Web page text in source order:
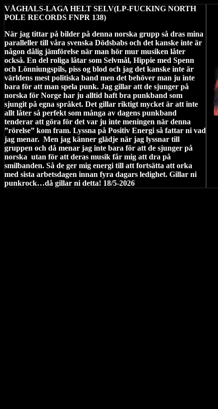
VÅGHALS-LAGA HELT SELV(LP-FUCKING NORTH
POLE RECORDS FNPR 138)
När jag tittar på bilder på denna norska grupp så dras mina
paralleller till våra svenska Dödsbabs och det kanske inte är
någon dålig jämförelse när man hör mur musiken låter
också. En del roliga låtar som Selvmål, Hippie med Spenn
och Lönniungspils, piss og blod och jag det kanske inte är
världens mest politiska band men det behöver man ju inte
bara för att man spela punk. Jag gillar att de sjunger på
norska för Norge har ju alltid haft bra punkband som
sjungit på egna språket. Det gillar riktigt mycket är att inte
allt låter så perfekt som många av dagens punkband
tenderar att göra för det var ju inte meningen när denna
”rörelse” kom fram. Lyssna på Positiv Energi så fattar ni vad
jag menar. Men jag känner glädje när jag lyssnar till
gruppen och då menar jag inte bara för att de sjunger på
norska utan för att deras musik får mig att dra på
smilbanden. Så de ger mig energi till att fortsätta att orka
med sista arbetsdagen innan fyra dagars ledighet. Gillar ni
punkrock…då gillar ni detta! 18/5-2026